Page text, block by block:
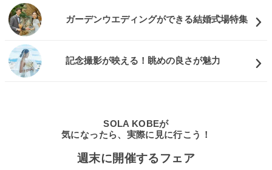
ガーデンウエディングができる結婚式場特集
記念撮影が映える！眺めの良さが魅力
SOLA KOBEが
気になったら、実際に見に行こう！
週末に開催するフェア